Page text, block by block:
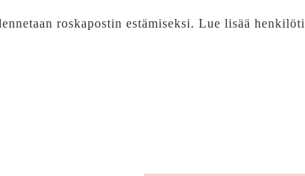
roskapostin estämiseksi. Lue lisää